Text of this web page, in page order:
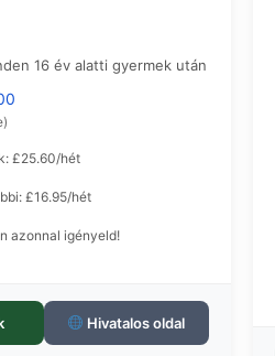
16 év alatti gyermek után
£25.60/hét
£16.95/hét
azonnal igényeld!
Hivatalos oldal